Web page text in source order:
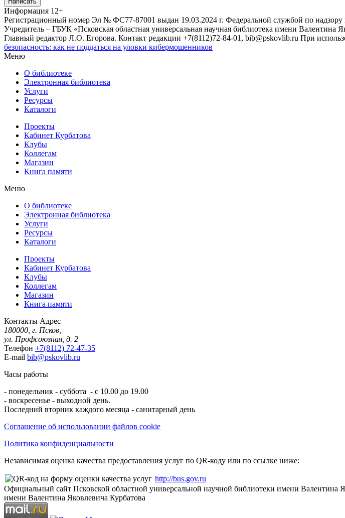
Информация 12+
Регистрационный номер Эл № ФС77-87001 выдан 19.03.2024 г. Федеральной службой по
Учредитель – ГБУК «Псковская областная универсальная научная библиотека имени Валентина
Главный редактор Л.О. Егорова. Контакт редакции +7(8112)72-84-01, bib@pskovlib.ru При
безопасность: как не поддаться на уловки кибермошенников
Меню
О библиотеке
Электронная библиотека
Услуги
Ресурсы
Каталоги
Проекты
Кабинет Курбатова
Клубы
Коллегам
Магазин
Книга памяти
Меню
О библиотеке
Электронная библиотека
Услуги
Ресурсы
Каталоги
Проекты
Кабинет Курбатова
Клубы
Коллегам
Магазин
Книга памяти
Контакты Адрес
180000, г. Псков,
ул. Профсоюзная, д. 2
Телефон +7(8112) 72-47-35
E-mail bib@pskovlib.ru
Часы работы
- понедельник - суббота - с 10.00 до 19.00
- воскресенье - выходной день.
Последний вторник каждого месяца - санитарный день
Соглашение об использовании файлов cookie
Политика конфиденциальности
Независимая оценка качества предоставления услуг по QR-коду или по ссылке ниже:
http://bus.gov.ru
Официальный сайт Псковской областной универсальной научной библиотеки имени Валентина
имени Валентина Яковлевича Курбатова